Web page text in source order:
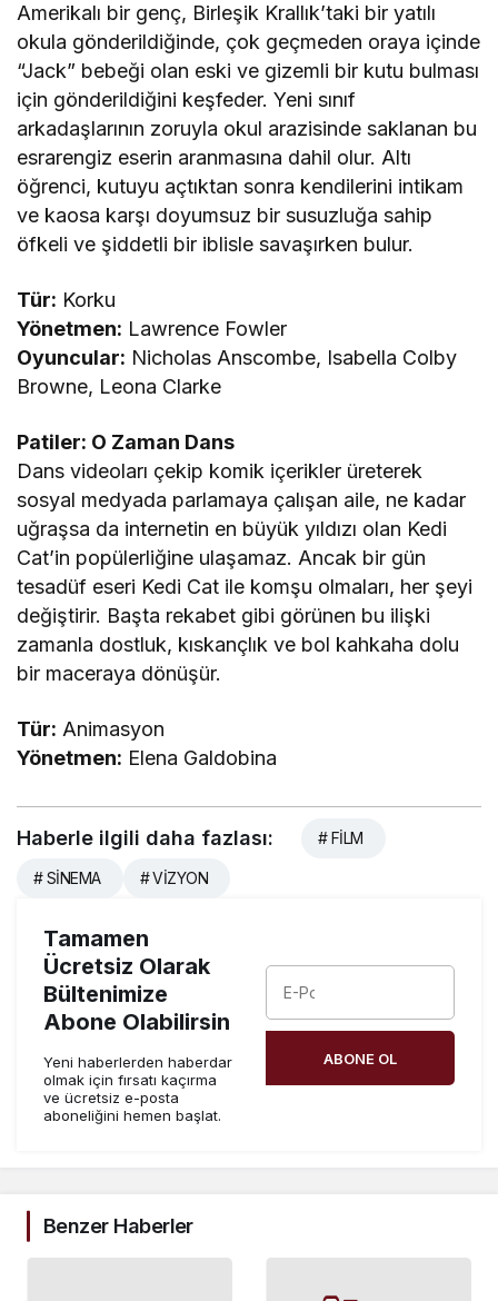
Amerikalı bir genç, Birleşik Krallık’taki bir yatılı
okula gönderildiğinde, çok geçmeden oraya içinde
“Jack” bebeği olan eski ve gizemli bir kutu bulması
için gönderildiğini keşfeder. Yeni sınıf
arkadaşlarının zoruyla okul arazisinde saklanan bu
esrarengiz eserin aranmasına dahil olur. Altı
öğrenci, kutuyu açtıktan sonra kendilerini intikam
ve kaosa karşı doyumsuz bir susuzluğa sahip
öfkeli ve şiddetli bir iblisle savaşırken bulur.
Tür: Korku
Yönetmen: Lawrence Fowler
Oyuncular: Nicholas Anscombe, Isabella Colby
Browne, Leona Clarke
Patiler: O Zaman Dans
Dans videoları çekip komik içerikler üreterek
sosyal medyada parlamaya çalışan aile, ne kadar
uğraşsa da internetin en büyük yıldızı olan Kedi
Cat’in popülerliğine ulaşamaz. Ancak bir gün
tesadüf eseri Kedi Cat ile komşu olmaları, her şeyi
değiştirir. Başta rekabet gibi görünen bu ilişki
zamanla dostluk, kıskançlık ve bol kahkaha dolu
bir maceraya dönüşür.
Tür: Animasyon
Yönetmen: Elena Galdobina
Haberle ilgili daha fazlası: # FİLM
# SİNEMA # VİZYON
Tamamen
Ücretsiz Olarak
Bültenimize
Abone Olabilirsin
Yeni haberlerden haberdar
olmak için fırsatı kaçırma
ve ücretsiz e-posta
aboneliğini hemen başlat.
ABONE OL
Benzer Haberler